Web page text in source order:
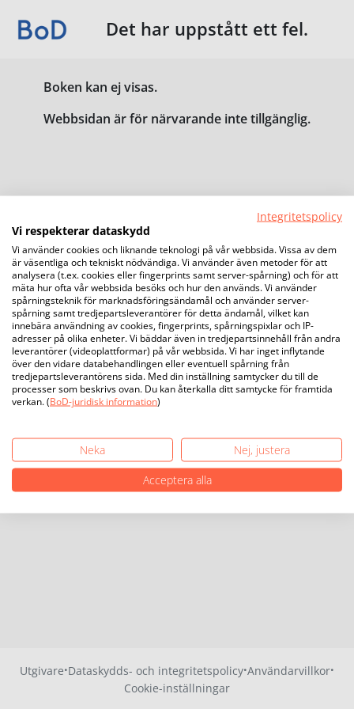
Det har uppstått ett fel.
Boken kan ej visas.
Webbsidan är för närvarande inte tillgänglig.
Utgivare·Dataskydds- och integritetspolicy·Användarvillkor·
Cookie-inställningar
Integritetspolicy
Vi respekterar dataskydd
Vi använder cookies och liknande teknologi på vår webbsida. Vissa av dem
är väsentliga och tekniskt nödvändiga. Vi använder även metoder för att
analysera (t.ex. cookies eller fingerprints samt server-spårning) och för att
mäta hur ofta vår webbsida besöks och hur den används. Vi använder
spårningsteknik för marknadsföringsändamål och använder server-
spårning samt tredjepartsleverantörer för detta ändamål, vilket kan
innebära användning av cookies, fingerprints, spårningspixlar och IP-
adresser på olika enheter. Vi bäddar även in tredjepartsinnehåll från andra
leverantörer (videoplattformar) på vår webbsida. Vi har inget inflytande
över den vidare databehandlingen eller eventuell spårning från
tredjepartsleverantörens sida. Med din inställning samtycker du till de
processer som beskrivs ovan. Du kan återkalla ditt samtycke för framtida
verkan. (BoD-juridisk information)
Neka
Nej, justera
Acceptera alla